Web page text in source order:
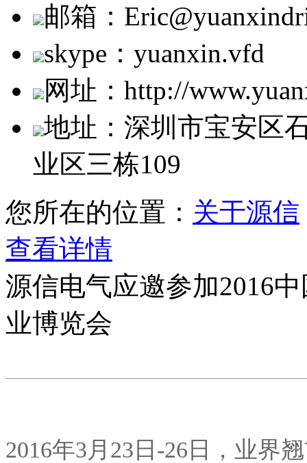
邮箱：
skype：yuanxin.vfd
网址：http://
地址：深圳市宝安区
业区三栋109
您所在的位置： 关于源信
查看详情
源信电气应邀参加2016
业博览会
2016年3月23日-26日，业界